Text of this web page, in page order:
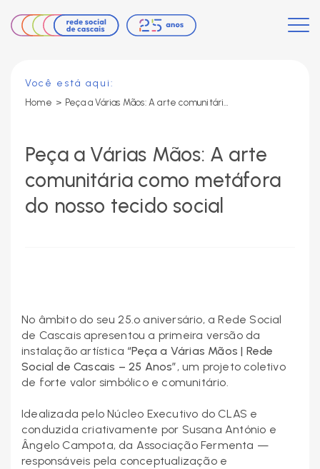
Você está aqui:
Home > Peça a Várias Mãos: A arte comunitária como metáfora do nosso tecido social
Peça a Várias Mãos: A arte
comunitária como metáfora
do nosso tecido social
No âmbito do seu 25.º aniversário, a Rede Social
de Cascais apresentou a primeira versão da
instalação artística “Peça a Várias Mãos | Rede
Social de Cascais – 25 Anos”, um projeto coletivo
de forte valor simbólico e comunitário.
Idealizada pelo Núcleo Executivo do CLAS e
conduzida criativamente por Susana António e
Ângelo Campota, da Associação Fermenta —
responsáveis pela conceptualização e